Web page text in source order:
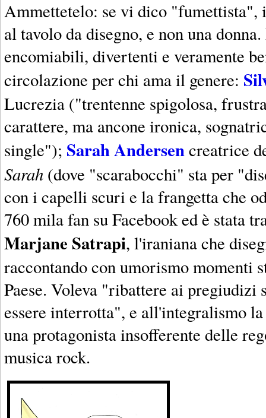
Ammettetelo: se vi dico "fumettista",
al tavolo da disegno, e non una
encomiabili, divertenti e veramente
circolazione per chi ama il genere:
Lucrezia ("trentenne spigolosa,
carattere, ma ancone ironica,
single"); Sarah Andersencreatrice
Sarah (dove "scarabocchi" sta per
con i capelli scuri e la frangetta che
760 mila fan su Facebook ed è stata
Marjane Satrapi, l'iraniana che
raccontando con umorismo momenti
Paese. Voleva "ribattere ai pregiudizi
essere interrotta", e all'integralismo
una protagonista insofferente delle
musica rock.